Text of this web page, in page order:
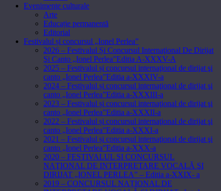
Evenimente culturale
Arte
Educație permanentă
Editorial
Festivalul și concursul „Ionel Perlea”
2026 – Festivalul Și Concursul Internaţional De Dirijat
Şi Canto „Ionel Perlea”Editia A-XXXV-A
2025 – Festivalul și concursul internaţional de dirijat şi
canto „Ionel Perlea”Editia a-XXXIV-a
2024 – Festivalul și concursul internaţional de dirijat şi
canto „Ionel Perlea”Editia a-XXXIII-a
2023 – Festivalul și concursul internaţional de dirijat şi
canto „Ionel Perlea”Editia a-XXXII-a
2022 – Festivalul și concursul internaţional de dirijat şi
canto „Ionel Perlea”Editia a-XXXI-a
2021 – Festivalul și concursul internaţional de dirijat şi
canto „Ionel Perlea”Editia a-XXX-a
2020 – FESTIVALUL ŞI CONCURSUL
NAŢIONAL DE INTERPRETARE VOCALĂ ŞI
DIRIJAT „IONEL PERLEA” – Editia a-XXIX- a
2019 – CONCURSUL NAȚIONAL DE